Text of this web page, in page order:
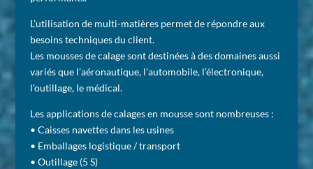
L’utilisation de multi-matières permet de répondre aux
besoins techniques du client.
Les mousses de calage sont destinées à des domaines aussi
variés que l’aéronautique, l’automobile, l’électronique,
l’outillage, le médical.
Les applications de calages en mousse sont nombreuses :
• Caisses navettes dans les usines
• Emballages logistique / transport
• Outillage (5 S)